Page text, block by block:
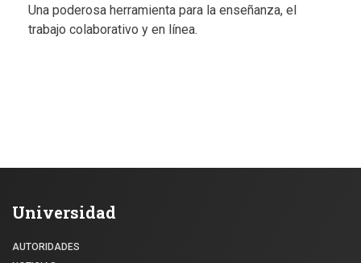
Una poderosa herramienta para la enseñanza, el
trabajo colaborativo y en línea.
Universidad
AUTORIDADES